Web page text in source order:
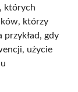
których
którzy
gdy
użycie